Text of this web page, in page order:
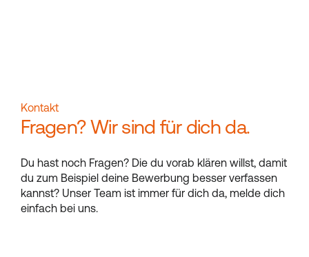
Kontakt
Fragen? Wir sind für dich da.
Du hast noch Fragen? Die du vorab klären willst, damit
du zum Beispiel deine Bewerbung besser verfassen
kannst? Unser Team ist immer für dich da, melde dich
einfach bei uns.